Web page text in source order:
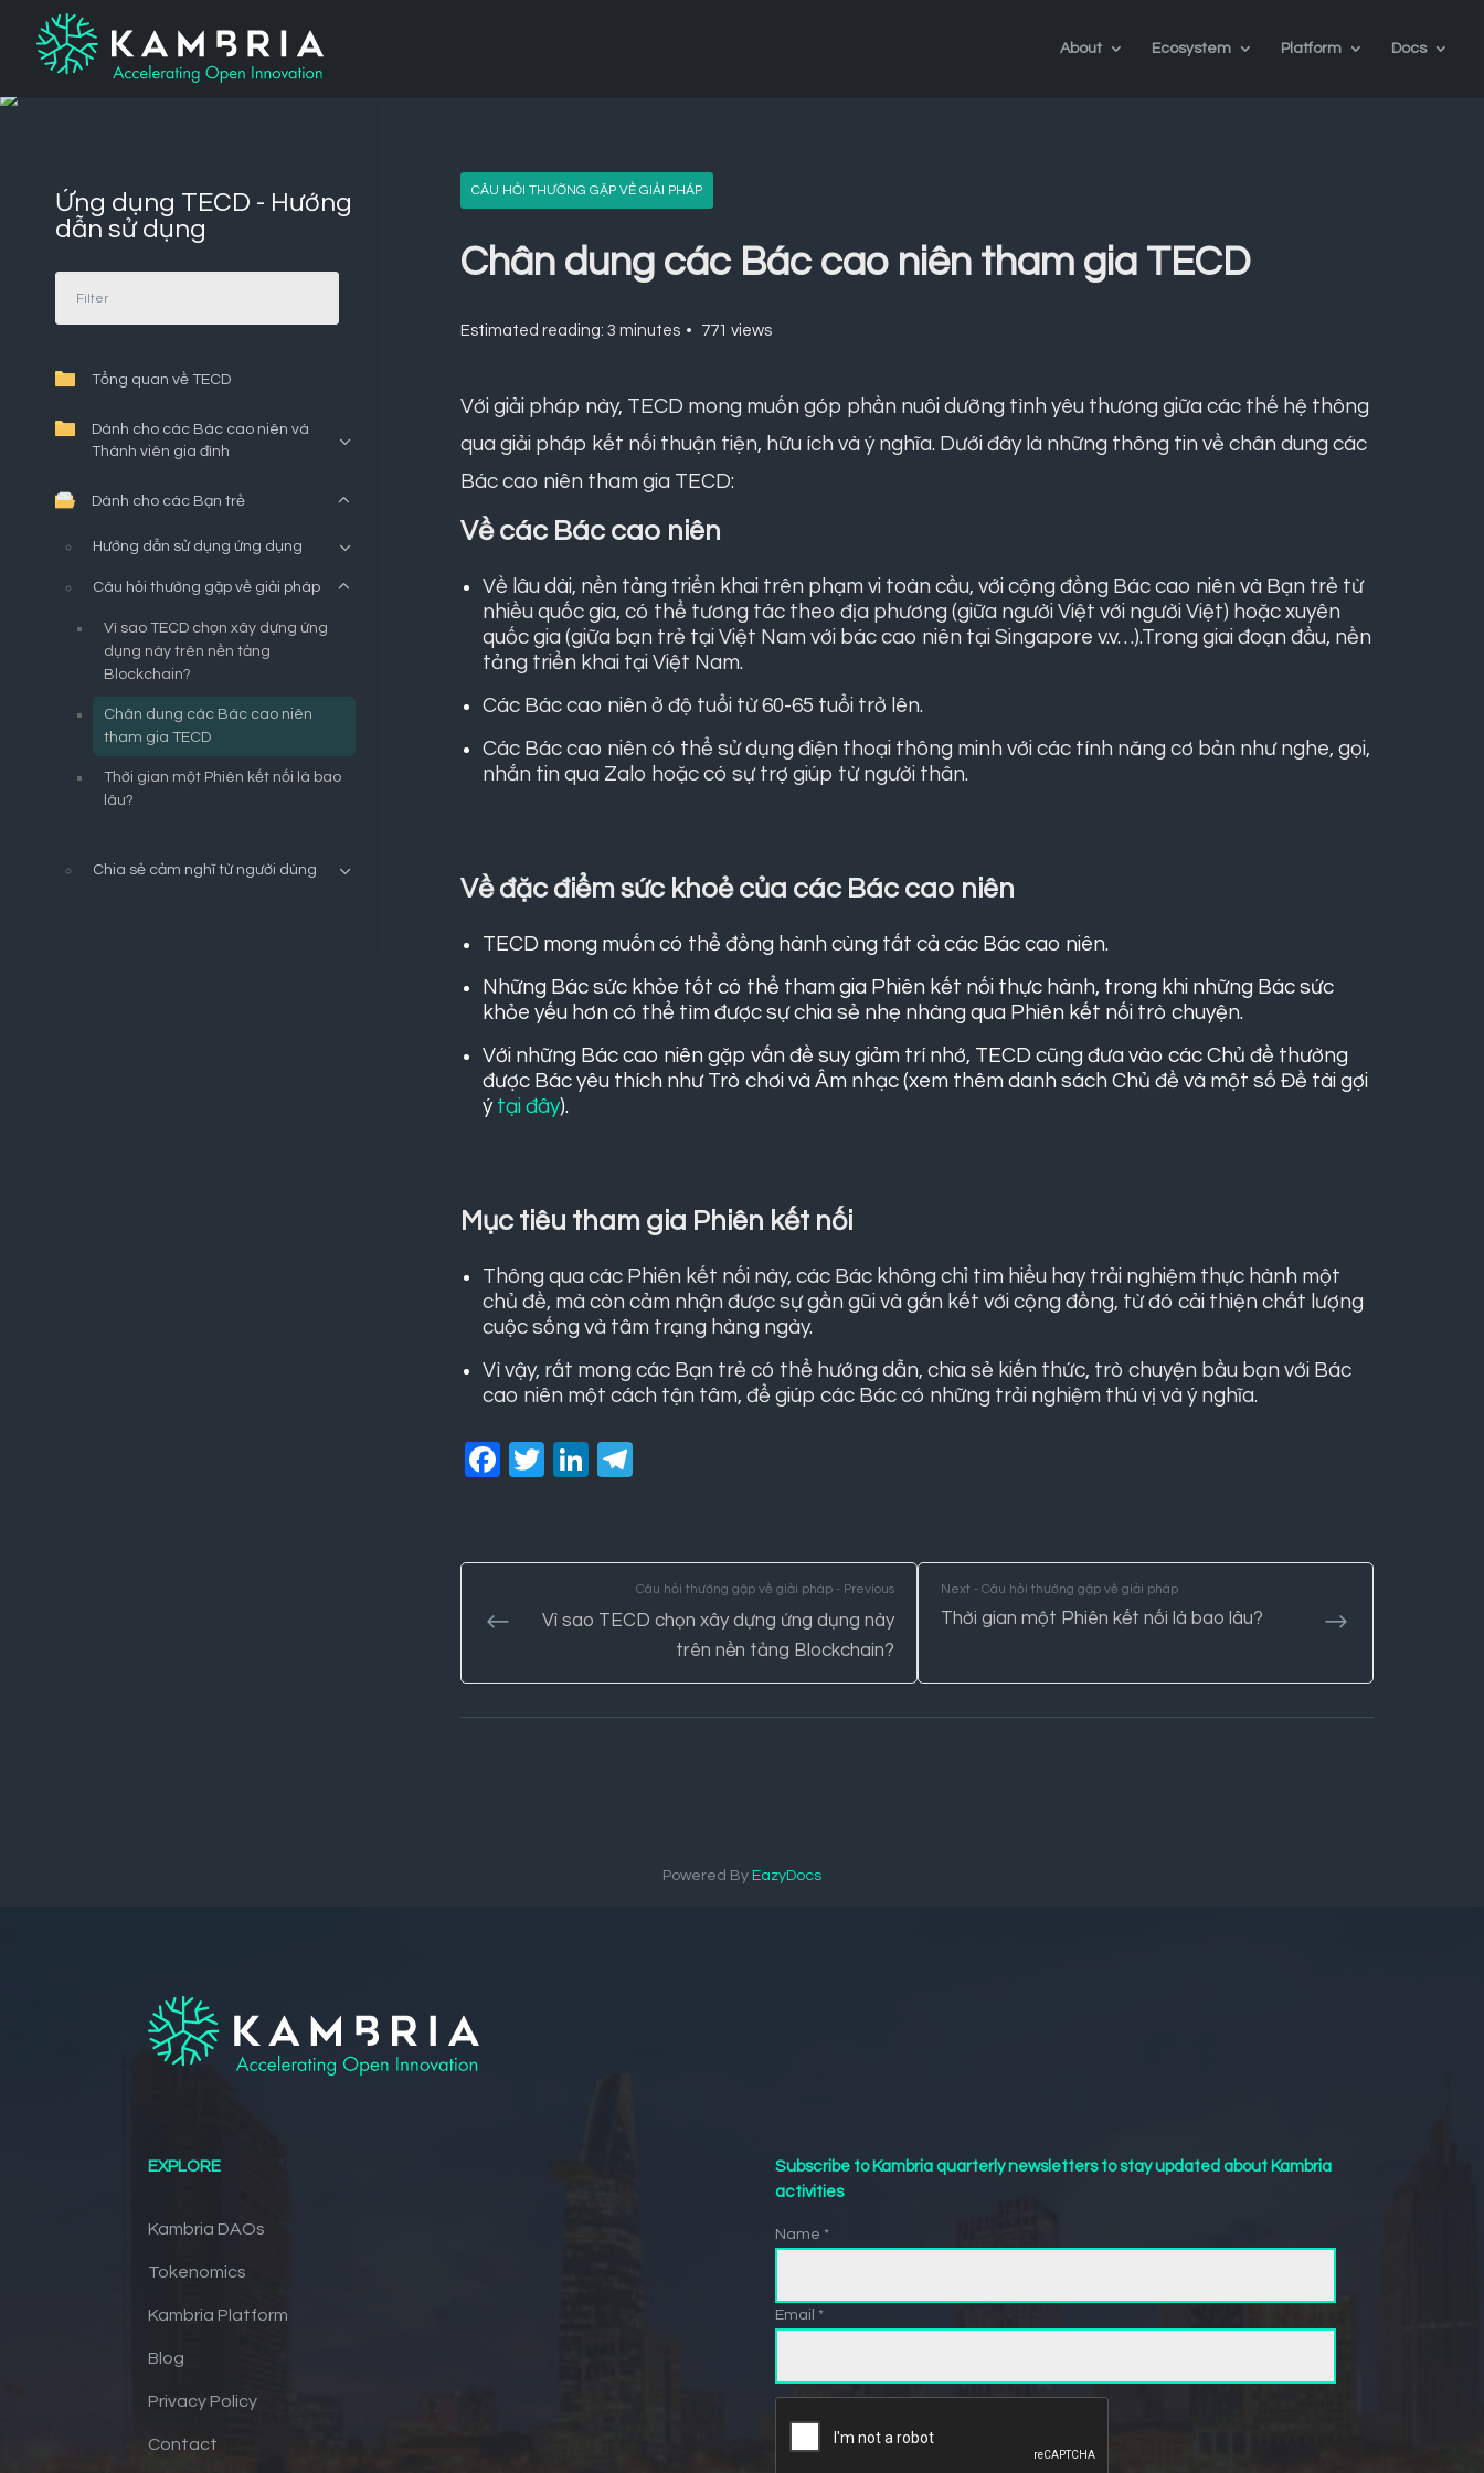
About Ecosystem Platform Docs
Ứng dụng TECD - Hướng
dẫn sử dụng
Tổng quan về TECD
Dành cho các Bác cao niên và
Thành viên gia đình
Dành cho các Bạn trẻ
Hướng dẫn sử dụng ứng dụng
Câu hỏi thường gặp về giải pháp
Vì sao TECD chọn xây dựng ứng
dụng này trên nền tảng
Blockchain?
Chân dung các Bác cao niên
tham gia TECD
Thời gian một Phiên kết nối là bao
lâu?
Chia sẻ cảm nghĩ từ người dùng
CÂU HỎI THƯỜNG GẶP VỀ GIẢI PHÁP
Chân dung các Bác cao niên tham gia TECD
Estimated reading: 3 minutes 771 views
Với giải pháp này, TECD mong muốn góp phần nuôi dưỡng tình yêu thương giữa các thế hệ thông
qua giải pháp kết nối thuận tiện, hữu ích và ý nghĩa. Dưới đây là những thông tin về chân dung các
Bác cao niên tham gia TECD:
Về các Bác cao niên
Về lâu dài, nền tảng triển khai trên phạm vi toàn cầu, với cộng đồng Bác cao niên và Bạn trẻ từ
nhiều quốc gia, có thể tương tác theo địa phương (giữa người Việt với người Việt) hoặc xuyên
quốc gia (giữa bạn trẻ tại Việt Nam với bác cao niên tại Singapore v.v…).Trong giai đoạn đầu, nền
tảng triển khai tại Việt Nam.
Các Bác cao niên ở độ tuổi từ 60-65 tuổi trở lên.
Các Bác cao niên có thể sử dụng điện thoại thông minh với các tính năng cơ bản như nghe, gọi,
nhắn tin qua Zalo hoặc có sự trợ giúp từ người thân.
Về đặc điểm sức khoẻ của các Bác cao niên
TECD mong muốn có thể đồng hành cùng tất cả các Bác cao niên.
Những Bác sức khỏe tốt có thể tham gia Phiên kết nối thực hành, trong khi những Bác sức
khỏe yếu hơn có thể tìm được sự chia sẻ nhẹ nhàng qua Phiên kết nối trò chuyện.
Với những Bác cao niên gặp vấn đề suy giảm trí nhớ, TECD cũng đưa vào các Chủ đề thường
được Bác yêu thích như Trò chơi và Âm nhạc (xem thêm danh sách Chủ đề và một số Đề tài gợi
ý tại đây).
Mục tiêu tham gia Phiên kết nối
Thông qua các Phiên kết nối này, các Bác không chỉ tìm hiểu hay trải nghiệm thực hành một
chủ đề, mà còn cảm nhận được sự gần gũi và gắn kết với cộng đồng, từ đó cải thiện chất lượng
cuộc sống và tâm trạng hàng ngày.
Vì vậy, rất mong các Bạn trẻ có thể hướng dẫn, chia sẻ kiến thức, trò chuyện bầu bạn với Bác
cao niên một cách tận tâm, để giúp các Bác có những trải nghiệm thú vị và ý nghĩa.
Facebook
TwitterLinkedIn
Câu hỏi thường gặp về giải pháp - Previous
Vì sao TECD chọn xây dựng ứng dụng này
trên nền tảng Blockchain?
Next - Câu hỏi thường gặp về giải pháp
Thời gian một Phiên kết nối là bao lâu?
Powered By EazyDocs
EXPLORE
Kambria DAOs
Tokenomics
Kambria Platform
Blog
Privacy Policy
Contact
Subscribe to Kambria quarterly newsletters to stay updated about Kambria
activities
Name *
Email *